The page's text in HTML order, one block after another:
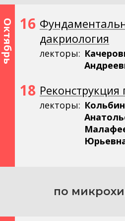
Октябрь 16
дакриология
лекторы:
18
лекторы:
по